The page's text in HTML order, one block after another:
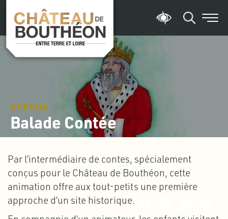
AGENDA
Balade Contée
Par l’intermédiaire de contes, spécialement
conçus pour le Château de Bouthéon, cette
animation offre aux tout-petits une première
approche d’un site historique.